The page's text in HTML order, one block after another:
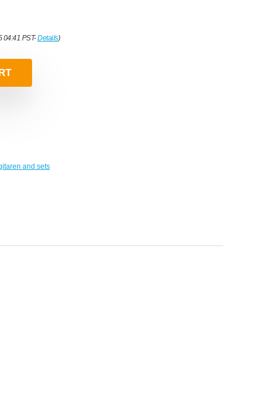
04:41 PST-Details)
and sets